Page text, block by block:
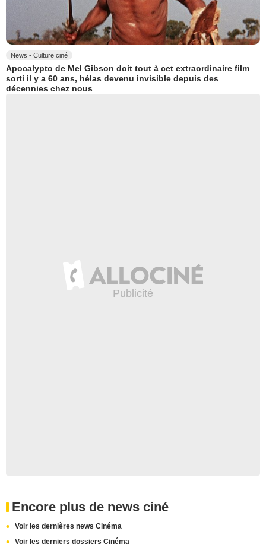
News - Culture ciné
Apocalypto de Mel Gibson doit tout à cet extraordinaire film
sorti il y a 60 ans, hélas devenu invisible depuis des
décennies chez nous
Encore plus de news ciné
Voir les dernières news Cinéma
Voir les derniers dossiers Cinéma